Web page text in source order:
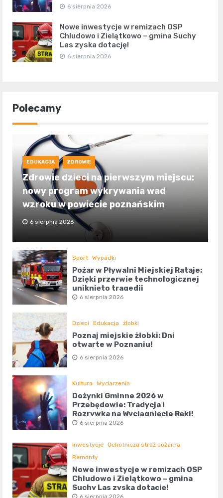
6 sierpnia 2026
Nowe inwestycje w remizach OSP
Chludowo i Zielątkowo – gmina Suchy
Las zyska dotację!
6 sierpnia 2026
Polecamy
EDUKACJA ZDROWIE
Zdrowie dzieci na pierwszym miejscu:
nowy program wykrywania wad
wzroku w powiecie poznańskim
6 sierpnia 2026
Sport Wypadki
Pożar w Pływalni Miejskiej Rataje:
Dzięki przerwie technologicznej
uniknięto tragedii
6 sierpnia 2026
Dzieci Edukacja żłobki
Poznaj miejskie żłobki: Dni
otwarte w Poznaniu!
6 sierpnia 2026
Kultura Wydarzenia
Dożynki Gminne 2026 w
Przebędowie: Tradycja i
Rozrywka na Wyciągnięcie Ręki!
6 sierpnia 2026
Inwestycje Ochotnicza straż pożarna
Remonty
Nowe inwestycje w remizach OSP
Chludowo i Zielątkowo – gmina
Suchy Las zyska dotację!
6 sierpnia 2026